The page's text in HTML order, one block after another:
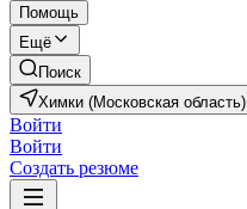
Помощь
Ещё
Поиск
Химки (Московская область)
Войти
Войти
Создать резюме